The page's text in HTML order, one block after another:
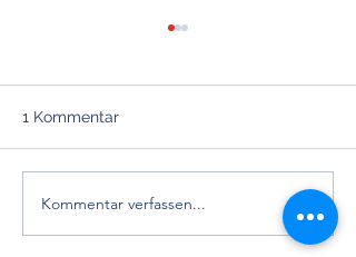
Praktische Kardiologie:
Die Maskierte
1 Kommentar
Kommentar verfassen...